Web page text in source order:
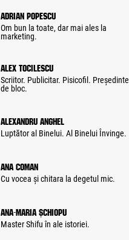
Adrian Popescu
Om bun la toate, dar mai ales la
marketing.
Alex Tocilescu
Scriitor. Publicitar. Pisicofil. Președinte
de bloc.
Alexandru Anghel
Luptător al Binelui. Al Binelui Învinge.
Ana Coman
Cu vocea și chitara la degetul mic.
Ana-Maria Șchiopu
Master Shifu în ale istoriei.